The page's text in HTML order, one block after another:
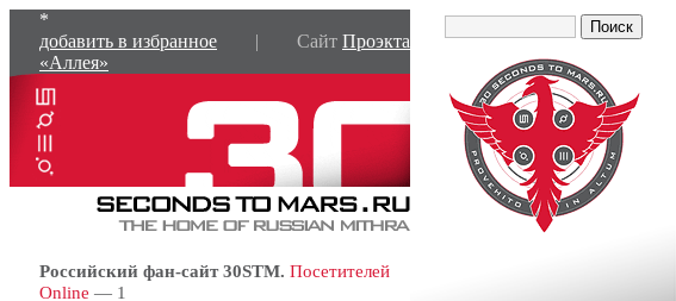
*
добавить в избранное
| Сайт Проэкта
«Аллея»
Российский фан-сайт 30STM. Посетителей
Online — 1